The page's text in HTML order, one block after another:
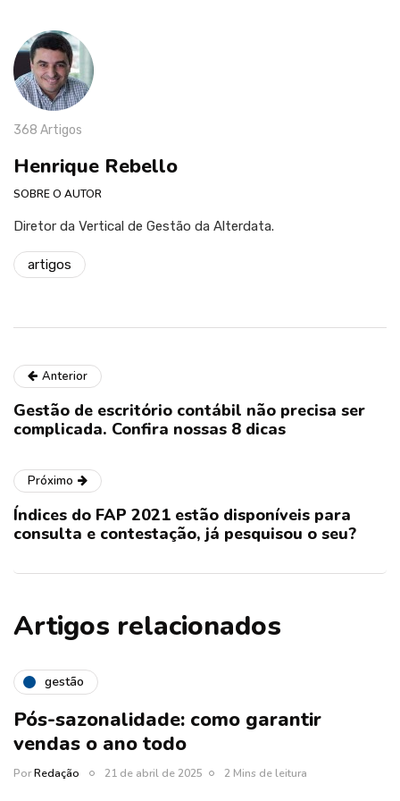
368 Artigos
Henrique Rebello
SOBRE O AUTOR
Diretor da Vertical de Gestão da Alterdata.
artigos
Anterior
Gestão de escritório contábil não precisa ser
complicada. Confira nossas 8 dicas
Próximo
Índices do FAP 2021 estão disponíveis para
consulta e contestação, já pesquisou o seu?
Artigos relacionados
gestão
Pós-sazonalidade: como garantir
vendas o ano todo
PorRedação 21 de abril de 2025 2 Mins de leitura